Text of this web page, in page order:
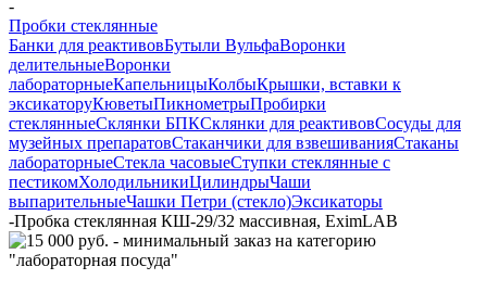
-
Пробки стеклянные
Банки для реактивовБутыли ВульфаВоронки
делительныеВоронки
лабораторныеКапельницыКолбыКрышки, вставки к
эксикаторуКюветыПикнометрыПробирки
стеклянныеСклянки БПКСклянки для реактивовСосуды для
музейных препаратовСтаканчики для взвешиванияСтаканы
лабораторныеСтекла часовыеСтупки стеклянные с
пестикомХолодильникиЦилиндрыЧаши
выпарительныеЧашки Петри (стекло)Эксикаторы
-Пробка стеклянная КШ-29/32 массивная, EximLAB